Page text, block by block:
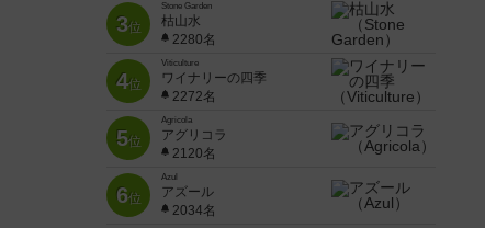
3位
Stone Garden
枯山水
2280名
4位
Viticulture
ワイナリーの四季
2272名
5位
Agricola
アグリコラ
2120名
6位
Azul
アズール
2034名